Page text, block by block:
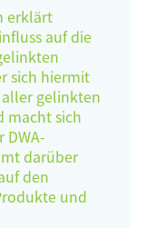
erklärt
auf die
sich hiermit
gelinkten
macht sich
DWA-
darüber
den
und